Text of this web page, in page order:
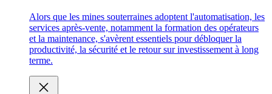
Alors que les mines souterraines adoptent l'automatisation, les
services après-vente, notamment la formation des opérateurs
et la maintenance, s'avèrent essentiels pour débloquer la
productivité, la sécurité et le retour sur investissement à long
terme.